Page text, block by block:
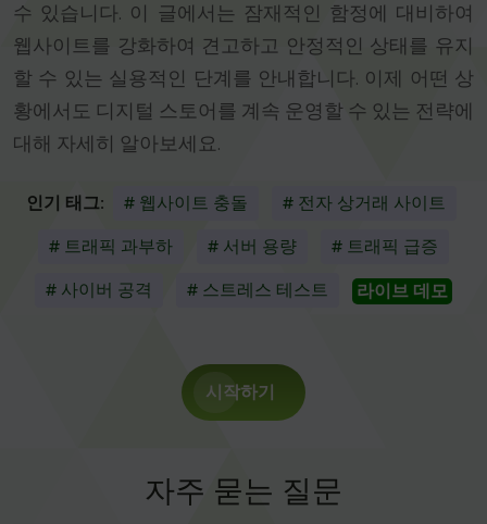
수 있습니다. 이 글에서는 잠재적인 함정에 대비하여
웹사이트를 강화하여 견고하고 안정적인 상태를 유지
할 수 있는 실용적인 단계를 안내합니다. 이제 어떤 상
황에서도 디지털 스토어를 계속 운영할 수 있는 전략에
대해 자세히 알아보세요.
인기 태그: # 웹사이트 충돌 # 전자 상거래 사이트
# 트래픽 과부하 # 서버 용량 # 트래픽 급증
# 사이버 공격 # 스트레스 테스트 라이브 데모
시작하기
자주 묻는 질문